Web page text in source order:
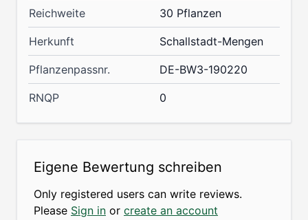
Reichweite 30 Pflanzen
Herkunft Schallstadt-Mengen
Pflanzenpassnr. DE-BW3-190220
RNQP 0
Eigene Bewertung schreiben
Only registered users can write reviews.
Please Sign in or create an account